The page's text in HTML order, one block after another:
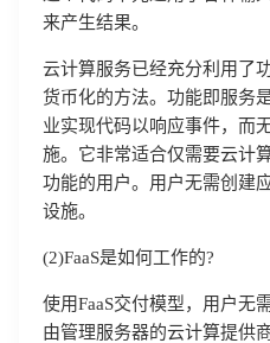
来产生结果。
云计算服务已经充分利用了
货币化的方法。功能即服务
业实现代码以响应事件，而
施。它非常适合仅需要云计
功能的用户。用户无需创建
设施。
(2)FaaS是如何工作的?
使用FaaS交付模型，用户无
由管理服务器的云计算提供